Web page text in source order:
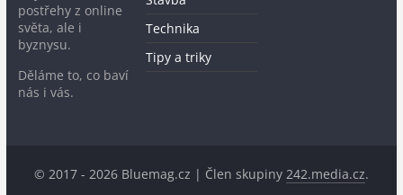
postřehy z online
světa, ale i
byznysu.
Děláme to, co baví
nás i vás.
Technika
Tipy a triky
© 2017 - 2026 Bluemag.cz | Člen skupiny 242.media.cz.